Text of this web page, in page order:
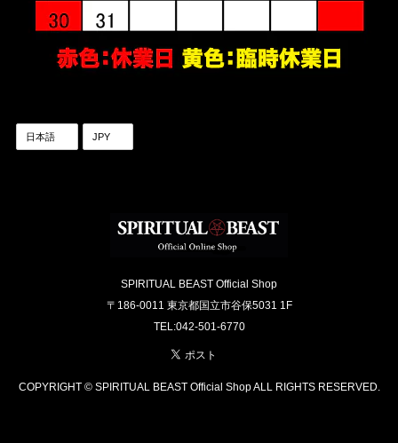
SPIRITUAL BEAST Official Shop
〒186-0011 東京都国立市谷保5031 1F
TEL:042-501-6770
COPYRIGHT © SPIRITUAL BEAST Official Shop ALL RIGHTS RESERVED.